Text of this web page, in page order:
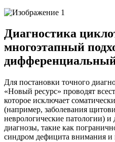
Диагностика
многоэтапный
Для постановки точного
«Новый ресурс» проводят
которое исключает
(например, заболевания
неврологические патологии) и
диагнозы, такие как
синдром дефицита внимания